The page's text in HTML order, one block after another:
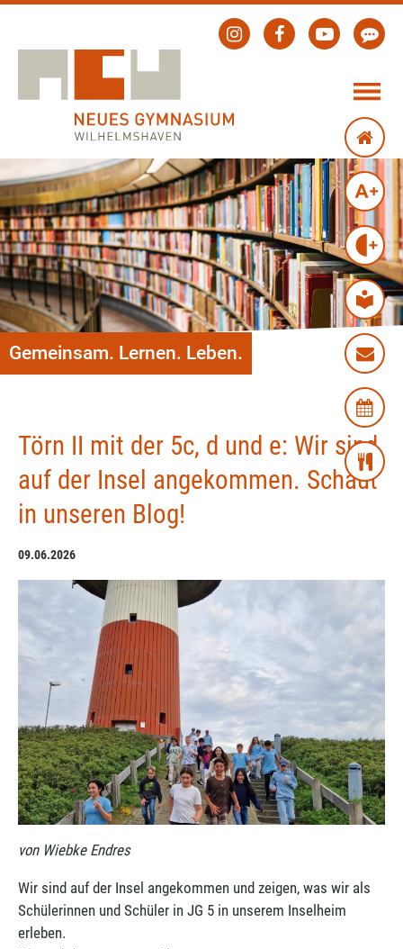
Gemeinsam. Lernen. Leben.
Törn II mit der 5c, d und e: Wir sind
auf der Insel angekommen. Schaut
in unseren Blog!
09.06.2026
von Wiebke Endres
Wir sind auf der Insel angekommen und zeigen, was wir als
Schülerinnen und Schüler in JG 5 in unserem Inselheim
erleben.